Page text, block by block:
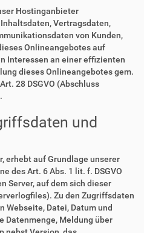
Hostinganbieter
Vertragsdaten,
von Kunden,
Onlineangebotes auf
Interessen an einer effizienten
dieses Onlineangebotes gem.
28 DSGVO (Abschluss
und
erhebt auf Grundlage unserer
des Art. 6 Abs. 1 lit. f. DSGVO
Server, auf dem sich dieser
Zu den Zugriffsdaten
Webseite, Datei, Datum und
Datenmenge, Meldung über